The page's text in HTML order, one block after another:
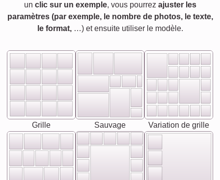
un clic sur un exemple, vous pourrez ajuster les
paramètres (par exemple, le nombre de photos, le texte,
le format,…) et ensuite utiliser le modèle.
Grille Sauvage Variation de grille